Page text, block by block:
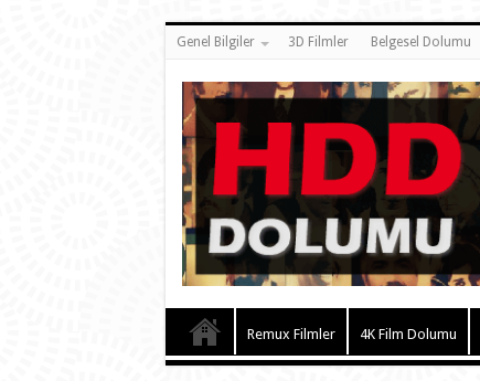
Genel Bilgiler 3D Filmler Belgesel Dolumu
Remux Filmler 4K Film Dolumu